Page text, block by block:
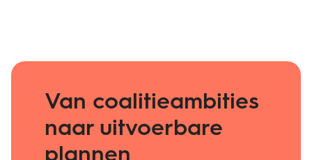
Van coalitieambities
naar uitvoerbare
plannen